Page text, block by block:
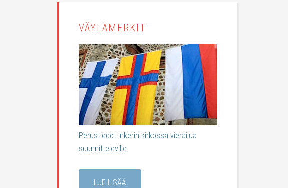
VÄYLÄMERKIT
Perustiedot Inkerin kirkossa vierailua
suunnitteleville.
LUE LISÄÄ